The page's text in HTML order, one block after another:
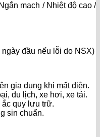
mạch / Nhiệt độ cao /
đầu nếu lỗi do NSX)
gia dụng khi mất điện.
du lịch, xe hơi, xe tải.
ắc quy lưu trữ.
sin chuẩn.